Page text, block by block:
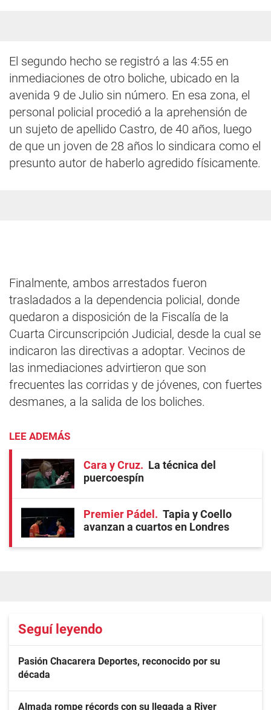
El segundo hecho se registró a las 4:55 en
inmediaciones de otro boliche, ubicado en la
avenida 9 de Julio sin número. En esa zona, el
personal policial procedió a la aprehensión de
un sujeto de apellido Castro, de 40 años, luego
de que un joven de 28 años lo sindicara como el
presunto autor de haberlo agredido físicamente.
Finalmente, ambos arrestados fueron
trasladados a la dependencia policial, donde
quedaron a disposición de la Fiscalía de la
Cuarta Circunscripción Judicial, desde la cual se
indicaron las directivas a adoptar. Vecinos de
las inmediaciones advirtieron que son
frecuentes las corridas y de jóvenes, con fuertes
desmanes, a la salida de los boliches.
LEE ADEMÁS
Cara y Cruz
La técnica del
puercoespín
Premier Pádel
Tapia y Coello
avanzan a cuartos en Londres
Seguí leyendo
Pasión Chacarera Deportes, reconocido por su
década
Almada rompe récords con su llegada a River